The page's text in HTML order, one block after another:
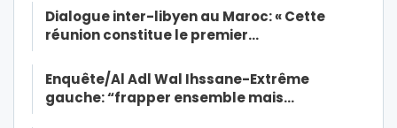
Dialogue inter-libyen au Maroc: « Cette
réunion constitue le premier…
Enquête/Al Adl Wal Ihssane-Extrême
gauche: “frapper ensemble mais…